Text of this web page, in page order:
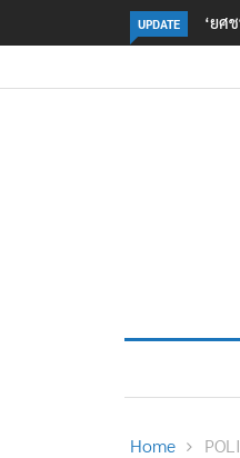
UPDATE
เหยื่อเหตุ รร. เทพศิรินทร์ นนทบุรีตร.
เหตุ
Home